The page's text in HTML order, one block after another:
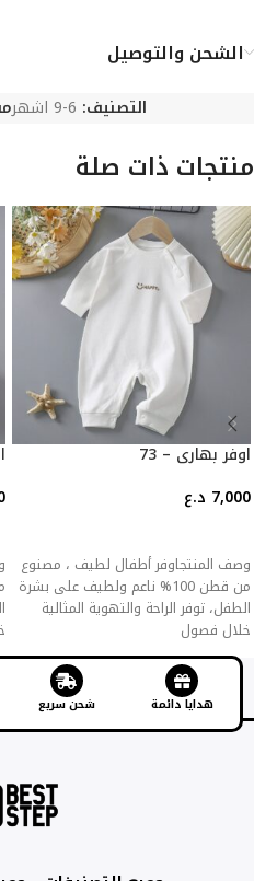
الشحن والتوصيل
التصنيف: 6-9 اشهر
منتجات ذات صلة
اوفر بهاري – 73
7,000 د.ع
وصف المنتجاوفر أطفال لطيف ، مصنوع
من قطن 100% ناعم ولطيف على بشرة
الطفل، توفر الراحة والتهوية المثالية
خلال فصول
هدايا دائمة شحن سريع